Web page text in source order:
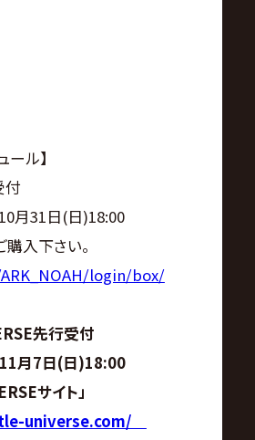
ール】
受付
月31日(日)18:00
入下さい。
login/box/
先行受付
月7日(日)18:00
サイト」
universe.com/